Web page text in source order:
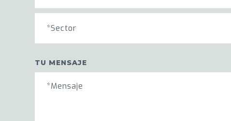
*Sector
TU MENSAJE